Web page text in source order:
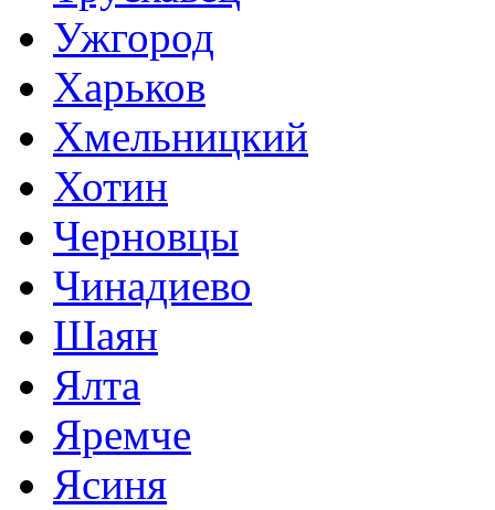
Ужгород
Харьков
Хмельницкий
Хотин
Черновцы
Чинадиево
Шаян
Ялта
Яремче
Ясиня